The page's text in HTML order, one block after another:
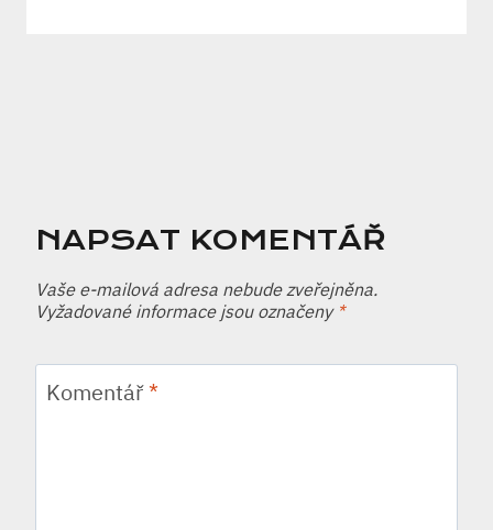
NAPSAT KOMENTÁŘ
Vaše e-mailová adresa nebude zveřejněna.
Vyžadované informace jsou označeny *
Komentář*